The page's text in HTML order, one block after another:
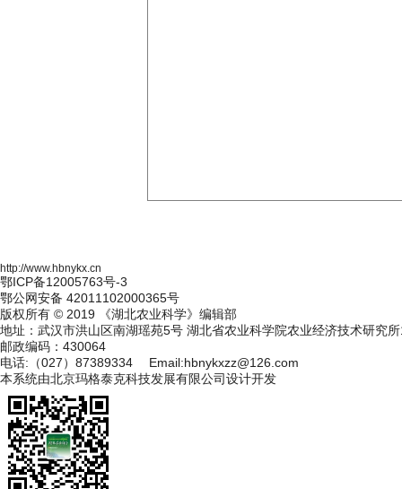
http://www.hbnykx.cn
鄂ICP备12005763号-3
鄂公网安备 42011102000365号
版权所有 © 2019 《湖北农业科学》编辑部
地址：武汉市洪山区南湖瑶苑5号 湖北省农业科学院农业经济技术研究
邮政编码：430064
电话:（027）87389334 Email:hbnykxzz@126.com
本系统由北京玛格泰克科技发展有限公司设计开发